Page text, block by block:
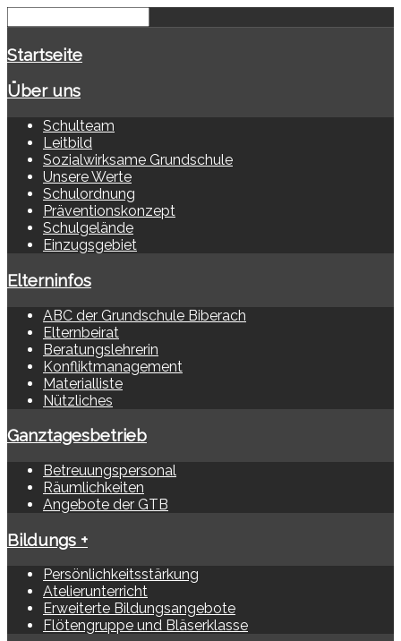
Startseite
Über uns
Schulteam
Leitbild
Sozialwirksame Grundschule
Unsere Werte
Schulordnung
Präventionskonzept
Schulgelände
Einzugsgebiet
Elterninfos
ABC der Grundschule Biberach
Elternbeirat
Beratungslehrerin
Konfliktmanagement
Materialliste
Nützliches
Ganztagesbetrieb
Betreuungspersonal
Räumlichkeiten
Angebote der GTB
Bildungs +
Persönlichkeitsstärkung
Atelierunterricht
Erweiterte Bildungsangebote
Flötengruppe und Bläserklasse